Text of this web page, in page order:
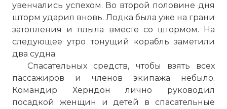
увенчались успехом. Во второй половине дня
шторм ударил вновь. Лодка была уже на грани
затопления и плыла вместе со штормом. На
следующее утро тонущий корабль заметили
два судна.
Спасательных средств, чтобы взять всех
пассажиров и членов экипажа небыло.
Командир Херндон лично руководил
посадкой женщин и детей в спасательные